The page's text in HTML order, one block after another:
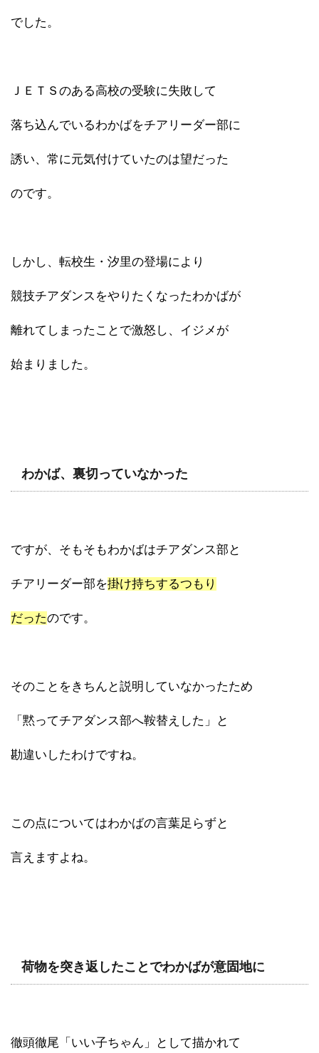
でした。
ＪＥＴＳのある高校の受験に失敗して
落ち込んでいるわかばをチアリーダー部に
誘い、常に元気付けていたのは望だった
のです。
しかし、転校生・汐里の登場により
競技チアダンスをやりたくなったわかばが
離れてしまったことで激怒し、イジメが
始まりました。
わかば、裏切っていなかった
ですが、そもそもわかばはチアダンス部と
チアリーダー部を掛け持ちするつもり
だったのです。
そのことをきちんと説明していなかったため
「黙ってチアダンス部へ鞍替えした」と
勘違いしたわけですね。
この点についてはわかばの言葉足らずと
言えますよね。
荷物を突き返したことでわかばが意固地に
徹頭徹尾「いい子ちゃん」として描かれて